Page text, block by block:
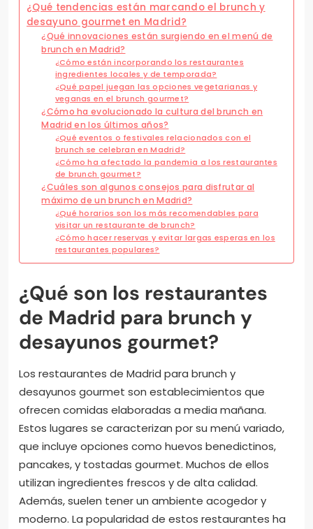
¿Qué tendencias están marcando el brunch y
desayuno gourmet en Madrid?
¿Qué innovaciones están surgiendo en el menú de
brunch en Madrid?
¿Cómo están incorporando los restaurantes
ingredientes locales y de temporada?
¿Qué papel juegan las opciones vegetarianas y
veganas en el brunch gourmet?
¿Cómo ha evolucionado la cultura del brunch en
Madrid en los últimos años?
¿Qué eventos o festivales relacionados con el
brunch se celebran en Madrid?
¿Cómo ha afectado la pandemia a los restaurantes
de brunch gourmet?
¿Cuáles son algunos consejos para disfrutar al
máximo de un brunch en Madrid?
¿Qué horarios son los más recomendables para
visitar un restaurante de brunch?
¿Cómo hacer reservas y evitar largas esperas en los
restaurantes populares?
¿Qué son los restaurantes
de Madrid para brunch y
desayunos gourmet?
Los restaurantes de Madrid para brunch y
desayunos gourmet son establecimientos que
ofrecen comidas elaboradas a media mañana.
Estos lugares se caracterizan por su menú variado,
que incluye opciones como huevos benedictinos,
pancakes, y tostadas gourmet. Muchos de ellos
utilizan ingredientes frescos y de alta calidad.
Además, suelen tener un ambiente acogedor y
moderno. La popularidad de estos restaurantes ha